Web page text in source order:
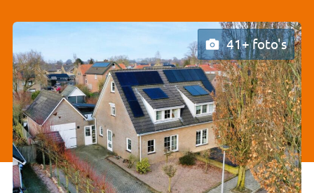
41+ foto's